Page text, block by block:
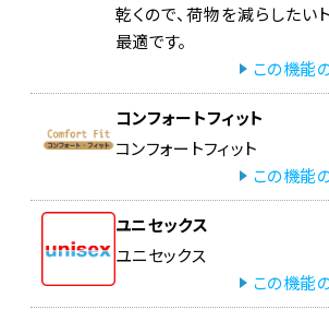
乾くので、荷物を減らしたい
最適です。
この機能
コンフォートフィット
コンフォートフィット
この機能
ユニセックス
ユニセックス
この機能